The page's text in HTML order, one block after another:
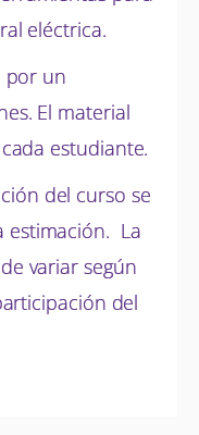
eléctrica.
por un
El material
estudiante.
del curso se
estimación. La
variar según
del